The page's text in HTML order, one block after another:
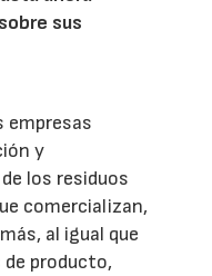
sus
empresas
y
los residuos
comercializan,
al igual que
producto,